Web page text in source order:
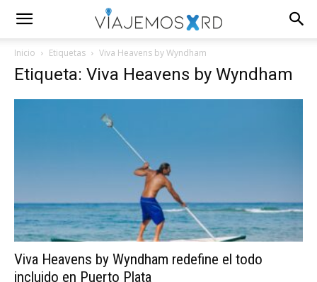
Inicio Etiquetas Viva Heavens by Wyndham
Etiqueta: Viva Heavens by Wyndham
Viva Heavens by Wyndham redefine el todo
incluido en Puerto Plata